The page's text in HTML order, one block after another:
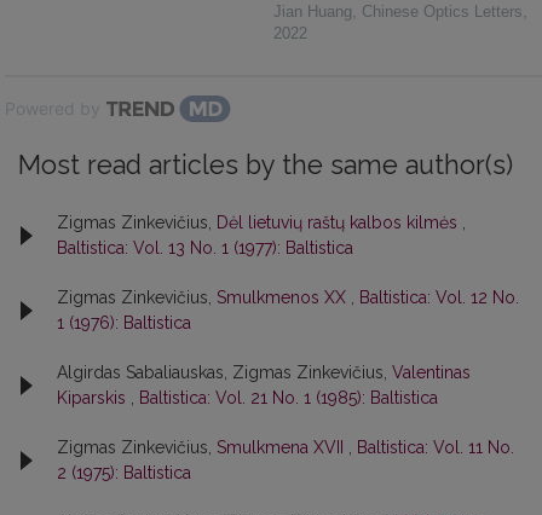
Jian Huang
Chinese Optics Letters
2022
Powered by
Most read articles by the same author(s)
Zigmas Zinkevičius, Dėl lietuvių raštų kalbos kilmės
Baltistica: Vol. 13 No. 1 (1977): Baltistica
Zigmas Zinkevičius, Smulkmenos XX
Baltistica: Vol. 12 No.
1 (1976): Baltistica
Algirdas Sabaliauskas, Zigmas Zinkevičius, Valentinas
Kiparskis
Baltistica: Vol. 21 No. 1 (1985): Baltistica
Zigmas Zinkevičius, Smulkmena XVII
Baltistica: Vol. 11 No.
2 (1975): Baltistica